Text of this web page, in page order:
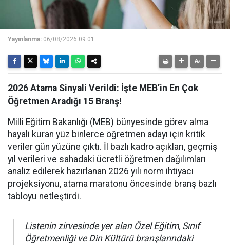
Yayınlanma: 06/08/2026 09:01
2026 Atama Sinyali Verildi: İşte MEB’in En Çok
Öğretmen Aradığı 15 Branş!
Milli Eğitim Bakanlığı (MEB) bünyesinde görev alma
hayali kuran yüz binlerce öğretmen adayı için kritik
veriler gün yüzüne çıktı. İl bazlı kadro açıkları, geçmiş
yıl verileri ve sahadaki ücretli öğretmen dağılımları
analiz edilerek hazırlanan 2026 yılı norm ihtiyacı
projeksiyonu, atama maratonu öncesinde branş bazlı
tabloyu netleştirdi.
Listenin zirvesinde yer alan Özel Eğitim, Sınıf
Öğretmenliği ve Din Kültürü branşlarındaki